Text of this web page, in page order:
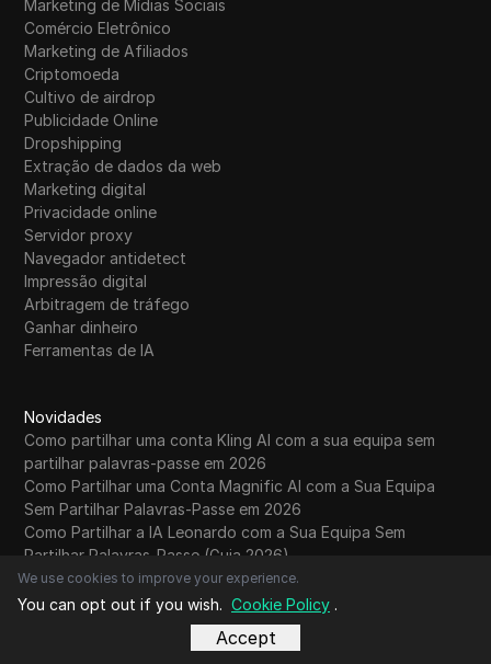
Marketing de Mídias Sociais
Comércio Eletrônico
Marketing de Afiliados
Criptomoeda
Cultivo de airdrop
Publicidade Online
Dropshipping
Extração de dados da web
Marketing digital
Privacidade online
Servidor proxy
Navegador antidetect
Impressão digital
Arbitragem de tráfego
Ganhar dinheiro
Ferramentas de IA
Novidades
Como partilhar uma conta Kling AI com a sua equipa sem
partilhar palavras-passe em 2026
Como Partilhar uma Conta Magnific AI com a Sua Equipa
Sem Partilhar Palavras-Passe em 2026
Como Partilhar a IA Leonardo com a Sua Equipa Sem
Partilhar Palavras-Passe (Guia 2026)
Pode partilhar uma conta Suno com a sua equipa? Um Guia
de 2026
Como partilhar uma conta Gamma com a sua equipa sem
partilhar palavras-passe em 2026
We use cookies to improve your experience.
You can opt out if you wish. Cookie Policy .
Accept